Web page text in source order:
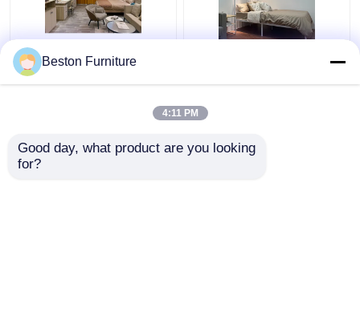
Appartement Kamer
Slaapkamer Set Hout 5
Moderne hotelmeubels
Size Bedroom Sets
Beston Furniture
4:11 PM
Good day, what product are you looking
for?